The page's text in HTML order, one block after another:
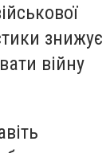
знижує
війну